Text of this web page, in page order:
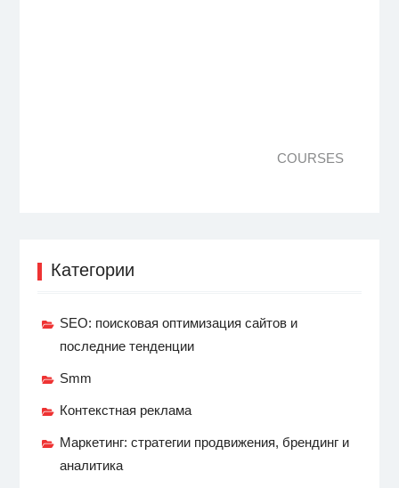
COURSES
Категории
SEO: поисковая оптимизация сайтов и
последние тенденции
Smm
Контекстная реклама
Маркетинг: стратегии продвижения, брендинг и
аналитика